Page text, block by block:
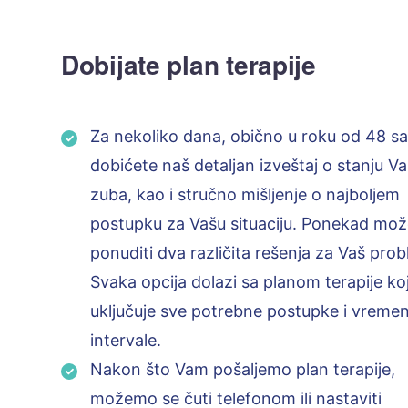
Dobijate plan terapije
Za nekoliko dana, obično u roku od 48
dobićete naš detaljan izveštaj o stanju
zuba, kao i stručno mišljenje o najboljem
postupku za Vašu situaciju. Ponekad
ponuditi dva različita rešenja za Vaš
Svaka opcija dolazi sa planom terapije
uključuje sve potrebne postupke i
intervale.
Nakon što Vam pošaljemo plan terapije,
možemo se čuti telefonom ili nastaviti